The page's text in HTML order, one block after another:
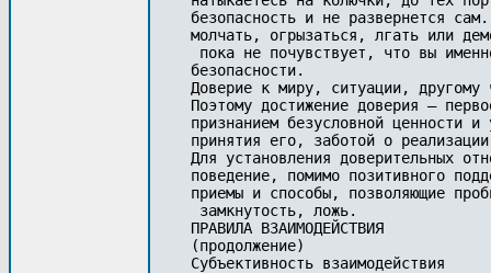
безопасность и не развернется
молчать, огрызаться, лгать или
пока не почувствует, что вы
безопасности.
Доверие к миру, ситуации,
Поэтому достижение доверия —
признанием безусловной ценности
принятия его, заботой о
Для установления доверительных
поведение, помимо позитивного
приемы и способы, позволяющие
замкнутость, ложь.
ПРАВИЛА ВЗАИМОДЕЙСТВИЯ
(продолжение)
Субъективность взаимодействия